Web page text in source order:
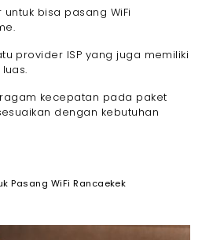
untuk bisa pasang WiFi
provider ISP yang juga memiliki
kecepatan pada paket
dengan kebutuhan
Pasang WiFi Rancaekek